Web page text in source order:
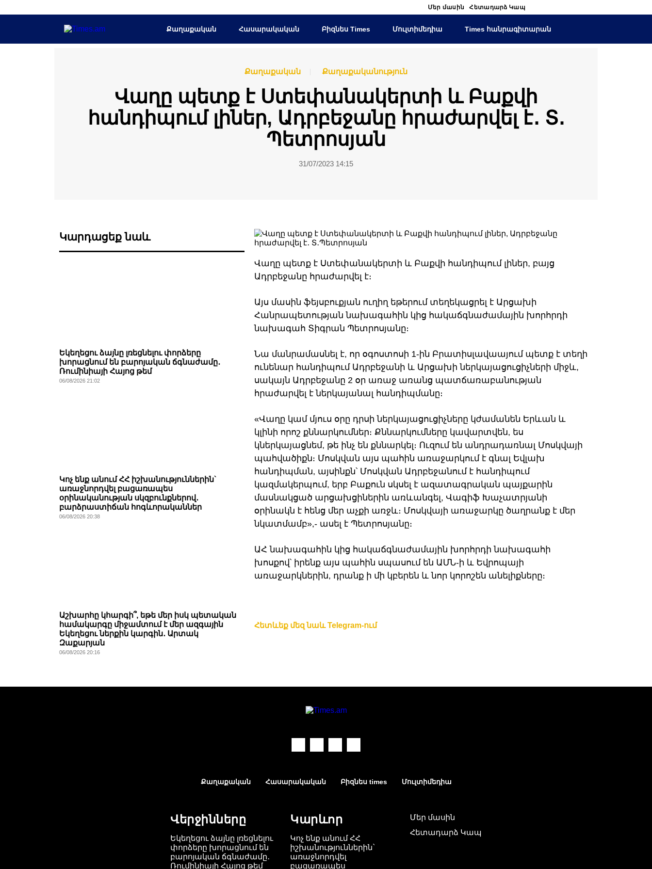
Մեր մասին Հետադարձ Կապ
Քաղաքական Հասարակական Բիզնես Times Մուլտիմեդիա Times հանրագիտարան
Քաղաքական Քաղաքականություն
Վաղը պետք է Ստեփանակերտի և Բաքվի
հանդիպում լիներ, Ադրբեջանը հրաժարվել է․ Տ․
Պետրոսյան
31/07/2023 14:15
Կարդացեք նաև
Եկեղեցու ձայնը լռեցնելու փորձերը
խորացնում են բարոյական ճգնաժամը․
Ռումինիայի Հայոց թեմ
06/08/2026 21:02
Կոչ ենք անում ՀՀ իշխանություններին`
առաջնորդվել բացառապես
օրինականության սկզբունքներով․
բարձրաստիճան հոգևորականներ
06/08/2026 20:38
Աշխարհը կհարգի՞, եթե մեր իսկ պետական
համակարգը միջամտում է մեր ազգային
Եկեղեցու ներքին կարգին․ Արտակ
Զաքարյան
06/08/2026 20:16
Վաղը պետք է Ստեփանակերտի և Բաքվի հանդիպում լիներ, բայց
Ադրբեջանը հրաժարվել է։
Այս մասին ֆեյսբուքյան ուղիղ եթերում տեղեկացրել է Արցախի
Հանրապետության նախագահին կից հակաճգնաժամային խորհրդի
նախագահ Տիգրան Պետրոսյանը։
Նա մանրամասնել է, որ օգոստոսի 1-ին Բրատիսլավաայում պետք է տեղի
ունենար հանդիպում Ադրբեջանի և Արցախի ներկայացուցիչների միջև,
սակայն Ադրբեջանը 2 օր առաջ առանց պատճառաբանության
հրաժարվել է ներկայանալ հանդիպմանը։
«Վաղը կամ մյուս օրը դրսի ներկայացուցիչները կժամանեն Երևան և
կլինի որոշ քննարկումներ։ Քննարկումները կավարտվեն, ես
կներկայացնեմ, թե ինչ են քննարկել։ Ուզում են անդրադառնալ Մոսկվայի
պահվածիքն։ Մոսկվան այս պահին առաջարկում է գնալ Եվլախ
հանդիպման, այսինքն՝ Մոսկվան Ադրբեջանում է հանդիպում
կազմակերպում, երբ Բաքուն սկսել է ազատագրական պայքարին
մասնակցած արցախցիներին առևանգել, Վագիֆ Խաչատրյանի
օրինակն է հենց մեր աչքի առջև։ Մոսկվայի առաջարկը ծաղրանք է մեր
նկատմամբ»,- ասել է Պետրոսյանը։
ԱՀ նախագահին կից հակաճգնաժամային խորհրդի նախագահի
խոսքով՝ իրենք այս պահին սպասում են ԱՄՆ-ի և Եվրոպայի
առաջարկներին, դրանք ի մի կբերեն և նոր կորոշեն անելիքները։
Հետևեք մեզ նաև Telegram-ում
Քաղաքական Հասարակական Բիզնես times Մուլտիմեդիա
Վերջինները
Եկեղեցու ձայնը լռեցնելու
փորձերը խորացնում են
բարոյական ճգնաժամը․
Ռումինիայի Հայոց թեմ
Կարևոր
Կոչ ենք անում ՀՀ
իշխանություններին`
առաջնորդվել
բացառապես
Մեր մասին
Հետադարձ Կապ